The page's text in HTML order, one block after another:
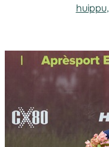
huippu,